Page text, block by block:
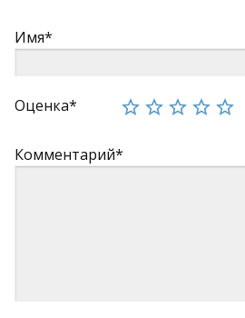
Имя*
Оценка*
Комментарий*